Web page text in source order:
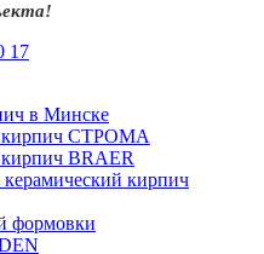
17
в Минске
кирпич СТРОМА
BRAER
кирпич
формовки